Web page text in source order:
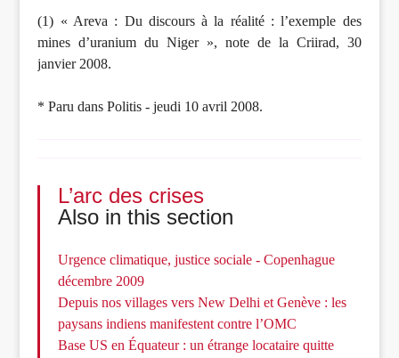
(1) « Areva : Du discours à la réalité : l’exemple des
mines d’uranium du Niger », note de la Criirad, 30
janvier 2008.
* Paru dans Politis - jeudi 10 avril 2008.
L’arc des crises
Also in this section
Urgence climatique, justice sociale - Copenhague
décembre 2009
Depuis nos villages vers New Delhi et Genève : les
paysans indiens manifestent contre l’OMC
Base US en Équateur : un étrange locataire quitte